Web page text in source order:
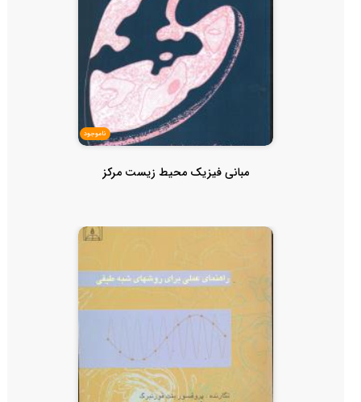
ناموجود
مبانی فیزیک محیط زیست مرکز